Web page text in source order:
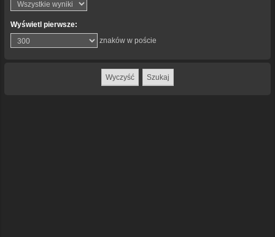
Wyświetl pierwsze:
znaków w poście